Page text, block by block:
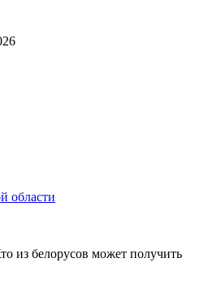
области
из белорусов может получить